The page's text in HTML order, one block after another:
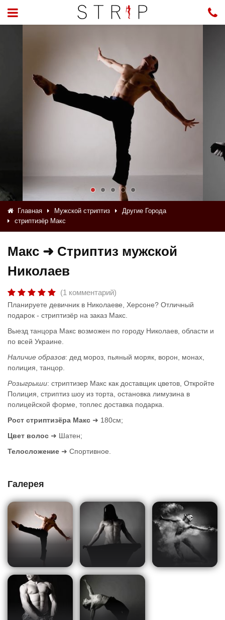
Главная Мужской стриптиз
Другие Города
стриптизёр Макс
Макс ➜ Стриптиз мужской
Николаев
(1 комментарий)
Планируете девичник в Николаеве, Херсоне? Отличный
подарок - стриптизёр на заказ Макс.
Выезд танцора Макс возможен по городу Николаев, области и
по всей Украине.
Наличие образов: дед мороз, пьяный моряк, ворон, монах,
полиция, танцор.
Розыгрыши: стриптизер Макс как доставщик цветов, Откройте
Полиция, стриптиз шоу из торта, остановка лимузина в
полицейской форме, топлес доставка подарка.
Рост стриптизёра Макс ➜ 180см;
Цвет волос ➜ Шатен;
Телосложение ➜ Спортивное.
Галерея